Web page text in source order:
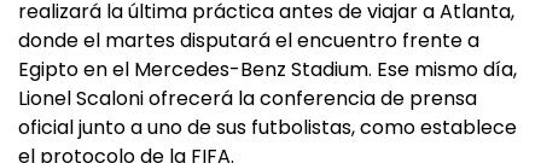
realizará la última práctica antes de viajar a Atlanta,
donde el martes disputará el encuentro frente a
Egipto en el Mercedes-Benz Stadium. Ese mismo día,
Lionel Scaloni ofrecerá la conferencia de prensa
oficial junto a uno de sus futbolistas, como establece
el protocolo de la FIFA.